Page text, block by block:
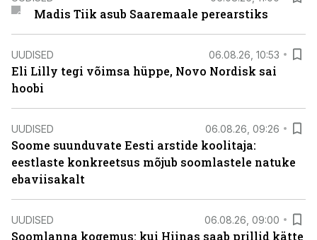
Madis Tiik asub Saaremaale perearstiks
UUDISED 06.08.26, 10:53
Eli Lilly tegi võimsa hüppe, Novo Nordisk sai
hoobi
UUDISED 06.08.26, 09:26
Soome suunduvate Eesti arstide koolitaja:
eestlaste konkreetsus mõjub soomlastele natuke
ebaviisakalt
UUDISED 06.08.26, 09:00
Soomlanna kogemus: kui Hiinas saab prillid kätte